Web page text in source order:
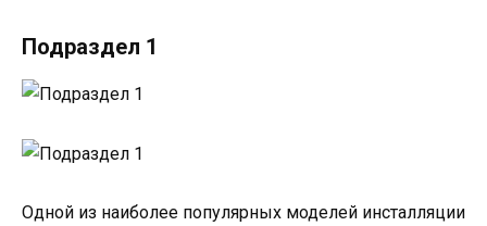
Подраздел 1
Одной из наиболее популярных моделей инсталляции